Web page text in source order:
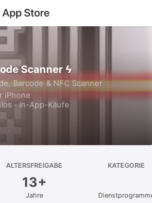
Scanner ϟ
Barcode & NFC Scanner
iPhone
· In-App-Käufe
ALTERSFREIGABE
13+
Jahre
KATEGORIE